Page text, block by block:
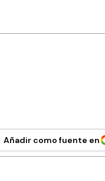
Añadir como fuente en